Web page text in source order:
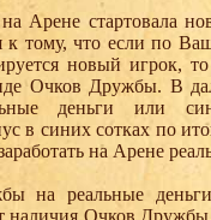
Арене стартовала
к тому, что если по
новый
Очков Дружбы. В
деньги или
в синих сотках по
на Арене
на реальные деньги
Очков Дружбы